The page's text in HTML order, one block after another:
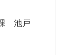
課 池戸